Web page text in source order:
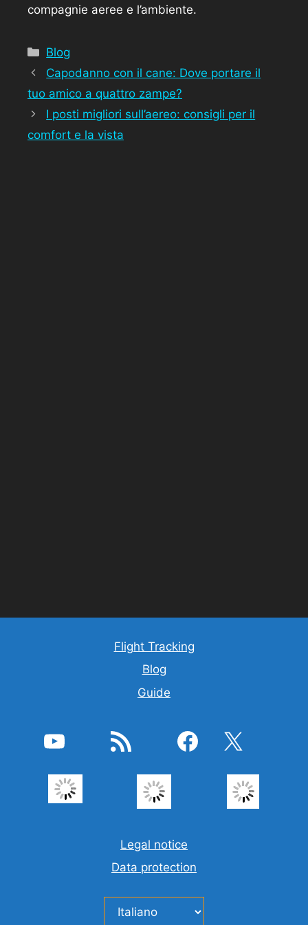
compagnie aeree e l’ambiente.
Categorie
Blog
Capodanno con il cane: Dove portare il
tuo amico a quattro zampe?
I posti migliori sull’aereo: consigli per il
comfort e la vista
Flight Tracking
Blog
Guide
YouTube Feed RSS Facebook X
Legal notice
Data protection
Scegli